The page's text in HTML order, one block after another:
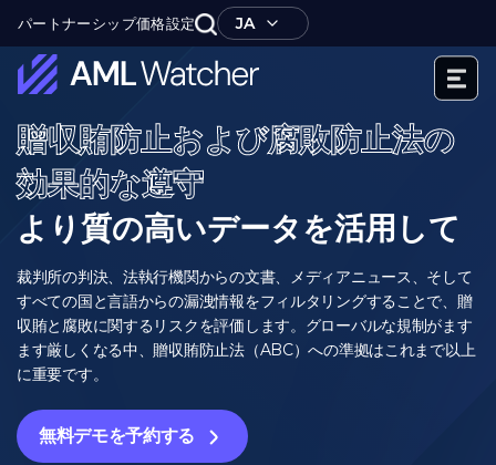
パートナーシップ価格設定 JA
Watcher
贈収賄防止および腐敗防止法の
効果的な遵守
より質の高いデータを活用して
裁判所の判決、法執行機関からの文書、メディアニュース、そして
すべての国と言語からの漏洩情報をフィルタリングすることで、贈
収賄と腐敗に関するリスクを評価します。グローバルな規制がます
ます厳しくなる中、贈収賄防止法（ABC）への準拠はこれまで以上
に重要です。
無料デモを予約する